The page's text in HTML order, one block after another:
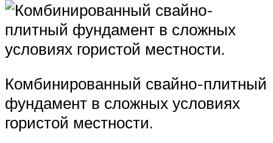
Комбинированный свайно-плитный
фундамент в сложных условиях
гористой местности.